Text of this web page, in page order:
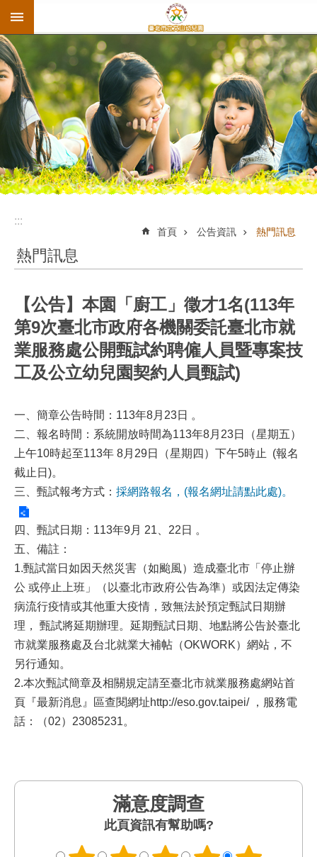
跳到主要內容區塊
:::
首頁 公告資訊 熱門訊息
熱門訊息
【公告】本園「廚工」徵才1名(113年
第9次臺北市政府各機關委託臺北市就
業服務處公開甄試約聘僱人員暨專案技
工及公立幼兒園契約人員甄試)
一、簡章公告時間：113年8月23日 。
二、報名時間： 系統開放時間為113年8月23日（星期五）
上午10時起至113年 8月29日（星期四）下午5時止
(報名
截止日)。
三、甄試報考方式： 採網路報名，(報名網址請點此處)。
四、甄試日期：113年9月 21、22日 。
五、備註：
1.甄試當日如因天然災害（如颱風）造成臺北市「停止辦
公 或停止上班」（以臺北市政府公告為準）或因法定傳染
病流行疫情或其他重大疫情，致無法於預定甄試日期辦
理， 甄試將延期辦理。延期甄試日期、地點將公告於臺北
市就業服務處及台北就業大補帖（OKWORK）網站，不
另行通知。
2.本次甄試簡章及相關規定請至臺北市就業服務處網站首
頁『最新消息』區查閱網址http://eso.gov.taipei/ ，服務電
話 ：（02）23085231。
滿意度調查
此頁資訊有幫助嗎?